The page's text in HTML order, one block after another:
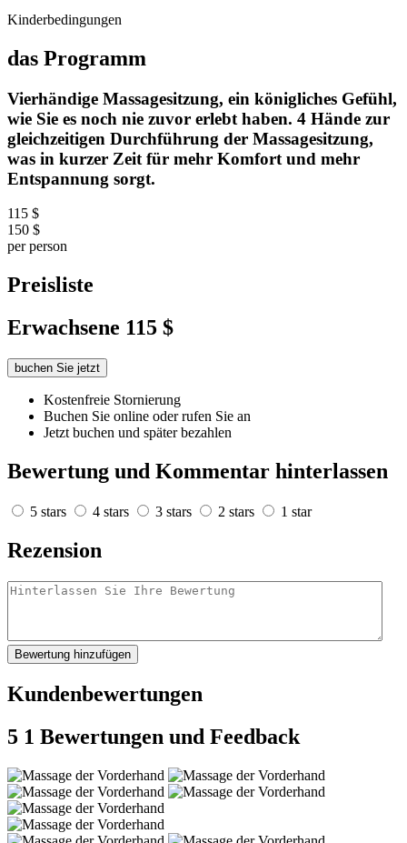
Kinderbedingungen
das Programm
Vierhändige Massagesitzung, ein königliches Gefühl,
wie Sie es noch nie zuvor erlebt haben. 4 Hände zur
gleichzeitigen Durchführung der Massagesitzung,
was in kurzer Zeit für mehr Komfort und mehr
Entspannung sorgt.
115 $
150 $
per person
Preisliste
Erwachsene 115 $
buchen Sie jetzt
Kostenfreie Stornierung
Buchen Sie online oder rufen Sie an
Jetzt buchen und später bezahlen
Bewertung und Kommentar hinterlassen
5 stars 4 stars 3 stars 2 stars 1 star
Rezension
Bewertung hinzufügen
Kundenbewertungen
5 1 Bewertungen und Feedback